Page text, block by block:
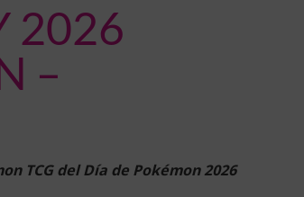
2026
–
TCG del Día de Pokémon 2026